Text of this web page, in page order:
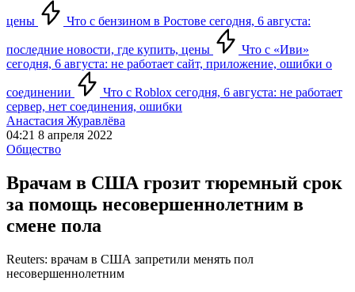
цены Что с бензином в Ростове сегодня, 6 августа:
последние новости, где купить, цены
Что с «Иви»
сегодня, 6 августа: не работает сайт, приложение, ошибки о
соединении
Что с Roblox сегодня, 6 августа: не работает
сервер, нет соединения, ошибки
Анастасия Журавлёва
04:21 8 апреля 2022
Общество
Врачам в США грозит тюремный срок
за помощь несовершеннолетним в
смене пола
Reuters: врачам в США запретили менять пол
несовершеннолетним